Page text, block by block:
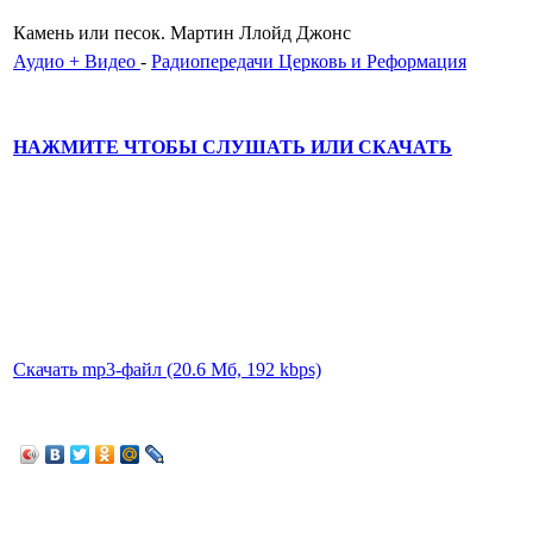
Камень или песок. Мартин Ллойд Джонс
Аудио + Видео - Радиопередачи Церковь и Реформация
НАЖМИТЕ ЧТОБЫ СЛУШАТЬ ИЛИ СКАЧАТЬ
Скачать mp3-файл (20.6 Мб, 192 kbps)